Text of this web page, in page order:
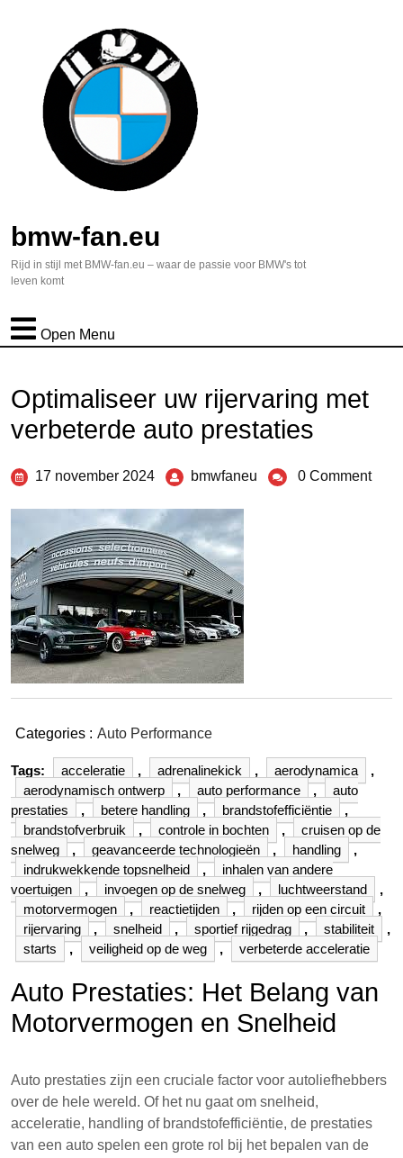
bmw-fan.eu
Rijd in stijl met BMW-fan.eu – waar de passie voor BMW's tot
leven komt
Open Menu
Optimaliseer uw rijervaring met
verbeterde auto prestaties
17 november 2024 bmwfaneu 0 Comment
Categories : Auto Performance
Tags: acceleratie , adrenalinekick , aerodynamica
,
aerodynamisch ontwerp
, auto performance ,
auto
prestaties
, betere handling , brandstofefficiëntie
,
brandstofverbruik
, controle in bochten ,
cruisen op de
snelweg
, geavanceerde technologieën , handling
,
indrukwekkende topsnelheid
,
inhalen van andere
voertuigen
, invoegen op de snelweg , luchtweerstand
,
motorvermogen
, reactietijden , rijden op een circuit
,
rijervaring
, snelheid , sportief rijgedrag , stabiliteit
,
starts
, veiligheid op de weg , verbeterde acceleratie
Auto Prestaties: Het Belang van
Motorvermogen en Snelheid
Auto prestaties zijn een cruciale factor voor autoliefhebbers
over de hele wereld. Of het nu gaat om snelheid,
acceleratie, handling of brandstofefficiëntie, de prestaties
van een auto spelen een grote rol bij het bepalen van de